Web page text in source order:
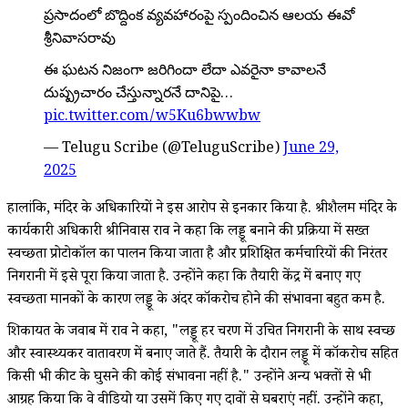
ప్రసాదంలో బొద్దింక వ్యవహారంపై స్పందించిన ఆలయ ఈవో
శ్రీనివాసరావు
ఈ ఘటన నిజంగా జరిగిందా లేదా ఎవరైనా కావాలనే
దుష్ప్రచారం చేస్తున్నారనే దానిపై…
pic.twitter.com/w5Ku6bwwbw
— Telugu Scribe (@TeluguScribe)June 29,
2025
हालांकि, मंदिर के अधिकारियों ने इस आरोप से इनकार किया है. श्रीशैलम मंदिर के
कार्यकारी अधिकारी श्रीनिवास राव ने कहा कि लड्डू बनाने की प्रक्रिया में सख्त
स्वच्छता प्रोटोकॉल का पालन किया जाता है और प्रशिक्षित कर्मचारियों की निरंतर
निगरानी में इसे पूरा किया जाता है. उन्होंने कहा कि तैयारी केंद्र में बनाए गए
स्वच्छता मानकों के कारण लड्डू के अंदर कॉकरोच होने की संभावना बहुत कम है.
शिकायत के जवाब में राव ने कहा, "लड्डू हर चरण में उचित निगरानी के साथ स्वच्छ
और स्वास्थ्यकर वातावरण में बनाए जाते हैं. तैयारी के दौरान लड्डू में कॉकरोच सहित
किसी भी कीट के घुसने की कोई संभावना नहीं है." उन्होंने अन्य भक्तों से भी
आग्रह किया कि वे वीडियो या उसमें किए गए दावों से घबराएं नहीं. उन्होंने कहा,